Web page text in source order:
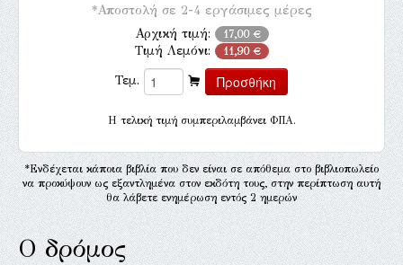
*Αποστολή σε 2-4 εργάσιμες μέρες
Αρχική τιμή: 17,00 €
Τιμή Λεμόνι: 11,90 €
Τεμ.
H τελική τιμή συμπεριλαμβάνει ΦΠΑ.
*Ενδέχεται κάποια βιβλία που δεν είναι σε απόθεμα στο βιβλιοπωλείο
να προκύψουν ως εξαντλημένα στον εκδότη τους, στην περίπτωση αυτή
θα λάβετε ενημέρωση εντός 2 ημερών
Ο δρόμος